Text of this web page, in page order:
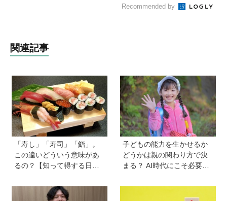
Recommended by
関連記事
「寿し」「寿司」「鮨」。
この違いどういう意味があ
るの？【知って得する日本
子どもの能力を生かせるか
どうかは親の関わり方で決
まる？ AI時代にこそ必要な
の伸ばし方と「愛される人